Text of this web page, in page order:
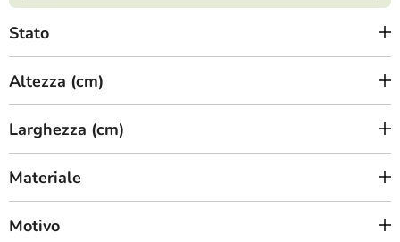
t
t
i
Stato
Altezza (cm)
Larghezza (cm)
Materiale
Motivo